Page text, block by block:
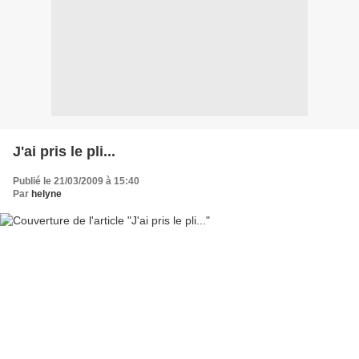
J'ai pris le pli...
Publié le 21/03/2009 à 15:40
Par helyne